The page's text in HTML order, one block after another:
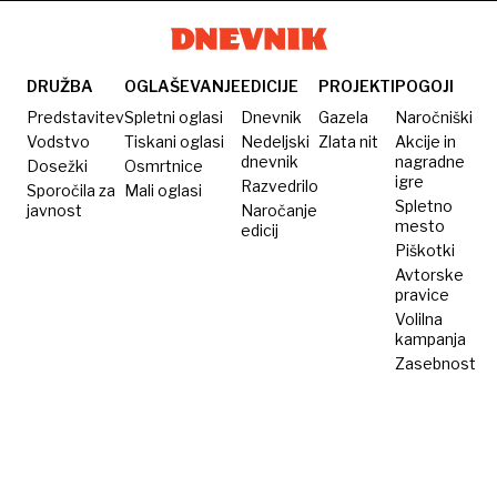
eksplozivni
tovor
osnovnimi
delci
DRUŽBA
Predstavitev
Vodstvo
Dosežki
Sporočila za
javnost
OGLAŠEVANJE
Spletni oglasi
Tiskani oglasi
Osmrtnice
Mali oglasi
EDICIJE
Dnevnik
Nedeljski
dnevnik
Razvedrilo
Naročanje
edicij
PROJEKTI
Gazela
Zlata nit
POGOJI
Naročniški
Akcije in
nagradne
igre
Spletno
mesto
Piškotki
Avtorske
pravice
Volilna
kampanja
Zasebnost